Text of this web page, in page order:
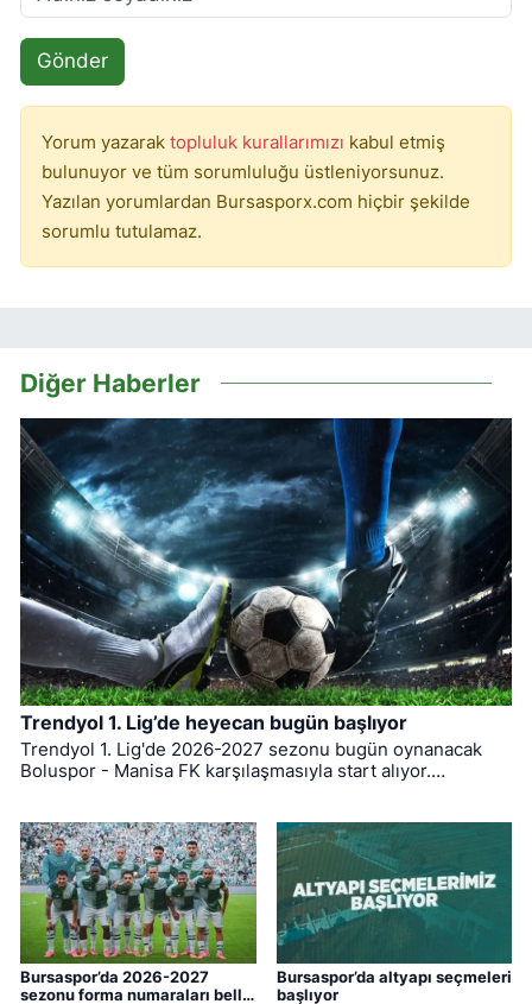
Gönder
Yorum yazarak topluluk kurallarımızı kabul etmiş
bulunuyor ve tüm sorumluluğu üstleniyorsunuz.
Yazılan yorumlardan Bursasporx.com hiçbir şekilde
sorumlu tutulamaz.
Diğer Haberler
Trendyol 1. Lig’de heyecan bugün başlıyor
Trendyol 1. Lig'de 2026-2027 sezonu bugün oynanacak
Boluspor - Manisa FK karşılaşmasıyla start alıyor.
Bursaspor’da 2026-2027
sezonu forma numaraları belli
Bursaspor’da altyapı seçmeleri
başlıyor